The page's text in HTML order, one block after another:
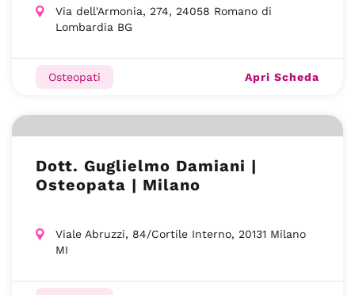
Via dell'Armonia, 274, 24058 Romano di
Lombardia BG
Osteopati Apri Scheda
Dott. Guglielmo Damiani |
Osteopata | Milano
Viale Abruzzi, 84/Cortile Interno, 20131 Milano
MI